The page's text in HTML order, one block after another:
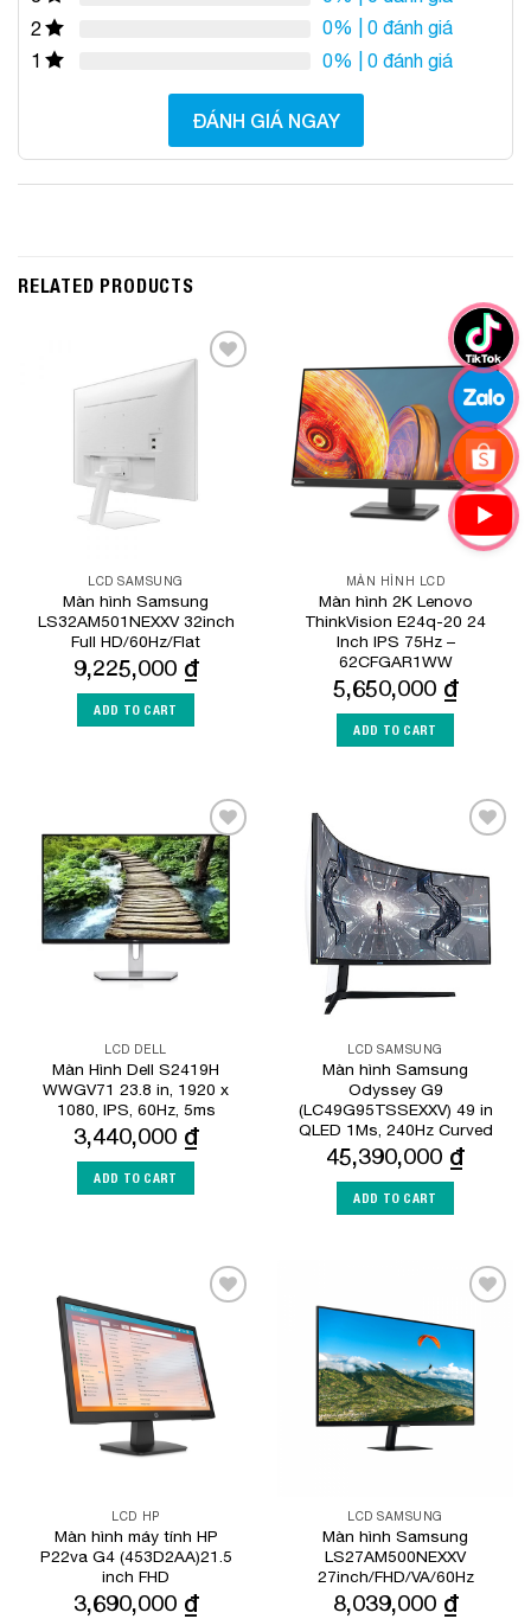
2
0% | 0 đánh giá
1
0% | 0 đánh giá
ĐÁNH GIÁ NGAY
RELATED PRODUCTS
LCD SAMSUNG
Màn hình Samsung
LS32AM501NEXXV 32inch
Full HD/60Hz/Flat
9,225,000 ₫
ADD TO CART
Add to
Wishlist
MÀN HÌNH LCD
Màn hình 2K Lenovo
ThinkVision E24q-20 24
Inch IPS 75Hz –
62CFGAR1WW
5,650,000 ₫
ADD TO CART
Add to
Wishlist
LCD DELL
Màn Hình Dell S2419H
WWGV71 23.8 in, 1920 x
1080, IPS, 60Hz, 5ms
3,440,000 ₫
ADD TO CART
LCD SAMSUNG
Màn hình Samsung
Odyssey G9
(LC49G95TSSEXXV) 49 in
QLED 1Ms, 240Hz Curved
45,390,000 ₫
ADD TO CART
Wishlist
LCD HP
Màn hình máy tính HP
P22va G4 (453D2AA)21.5
inch FHD
3,690,000 ₫
Wishlist
LCD SAMSUNG
Màn hình Samsung
LS27AM500NEXXV
27inch/FHD/VA/60Hz
8,039,000 ₫